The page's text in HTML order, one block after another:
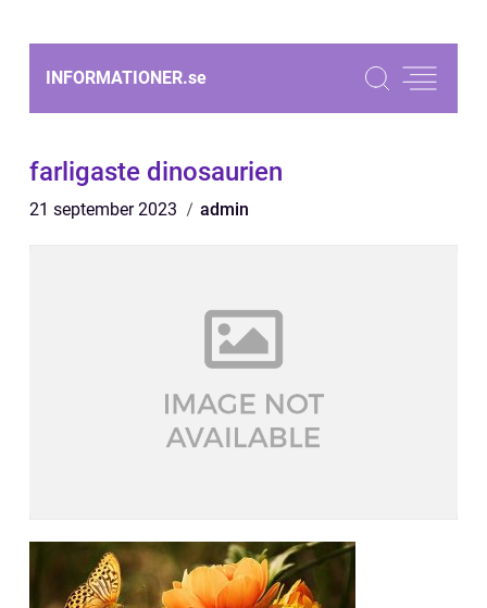
INFORMATIONER.se
farligaste dinosaurien
21 september 2023 admin